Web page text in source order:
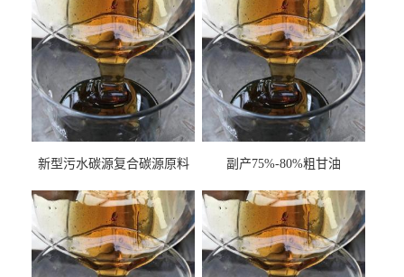
新型污水碳源复合碳源原料
副产75%-80%粗甘油